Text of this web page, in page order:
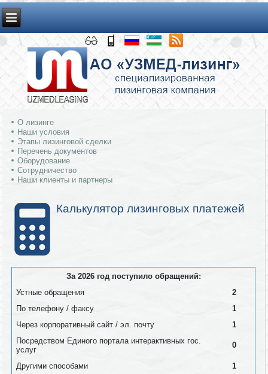
О лизинге
Наши условия
Этапы лизинговой сделки
Перечень документов
Оборудование
Сотрудничество
Наши клиенты и партнеры
Калькулятор лизинговых платежей
За 2026 год поступило обращений:
Устные обращения
2
По телефону / факсу
1
Через корпоративный сайт / эл. почту
1
Посредством Единого портала интерактивных гос.
услуг
0
Другими способами
1